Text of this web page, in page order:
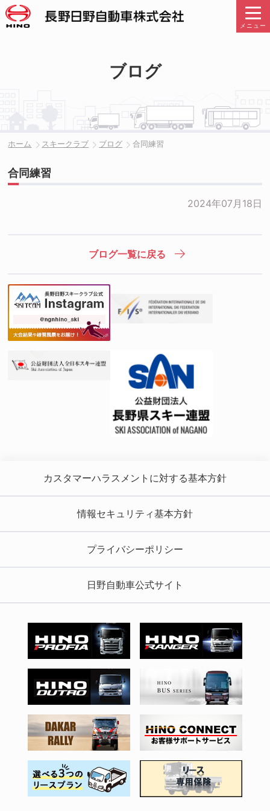
メニュー
ブログ
ホーム スキークラブ ブログ 合同練習
合同練習
2024年07月18日
ブログ一覧に戻る
カスタマーハラスメントに対する基本方針
情報セキュリティ基本方針
プライバシーポリシー
日野自動車公式サイト